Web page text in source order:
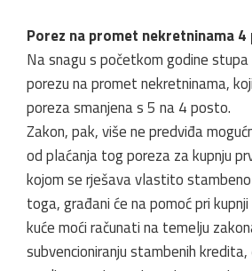
Porez na promet nekretninama
Na snagu s početkom godine stupa
porezu na promet nekretninama,
poreza smanjena s 5 na 4 posto.
Zakon, pak, više ne predviđa
od plaćanja tog poreza za kupnju
kojom se rješava vlastito
toga, građani će na pomoć pri
kuće moći računati na temelju
subvencioniranju stambenih